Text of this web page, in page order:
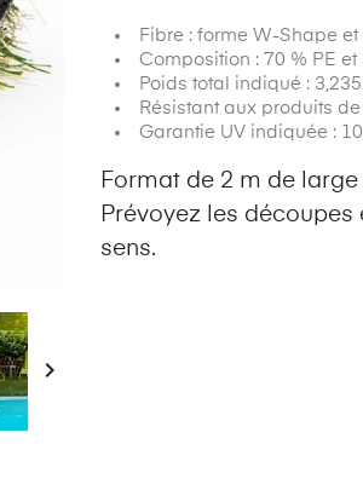

Fibre : forme W-Shape
Composition : 70 % PE et
Poids total indiqué :
Résistant aux produits
Garantie UV indiquée :
Format de 2 m de
Prévoyez les
sens.